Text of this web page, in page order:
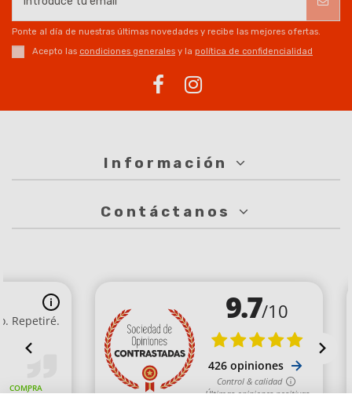
Ponte al día de nuestras últimas novedades y recibe las mejores ofertas.
Acepto las condiciones generales y la política de confidencialidad
Información
Contáctanos